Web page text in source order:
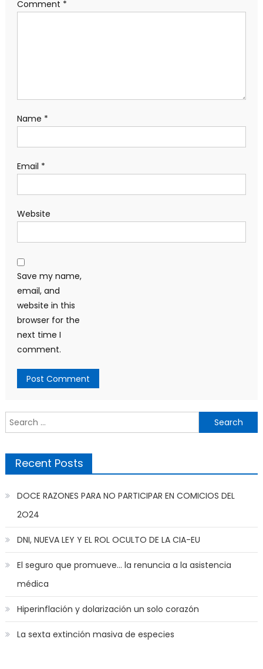
Comment *
Name *
Email *
Website
Save my name,
email, and
website in this
browser for the
next time I
comment.
Search
for:
Recent Posts
DOCE RAZONES PARA NO PARTICIPAR EN COMICIOS DEL
2O24
DNI, NUEVA LEY Y EL ROL OCULTO DE LA CIA-EU
El seguro que promueve… la renuncia a la asistencia
médica
Hiperinflación y dolarización un solo corazón
La sexta extinción masiva de especies